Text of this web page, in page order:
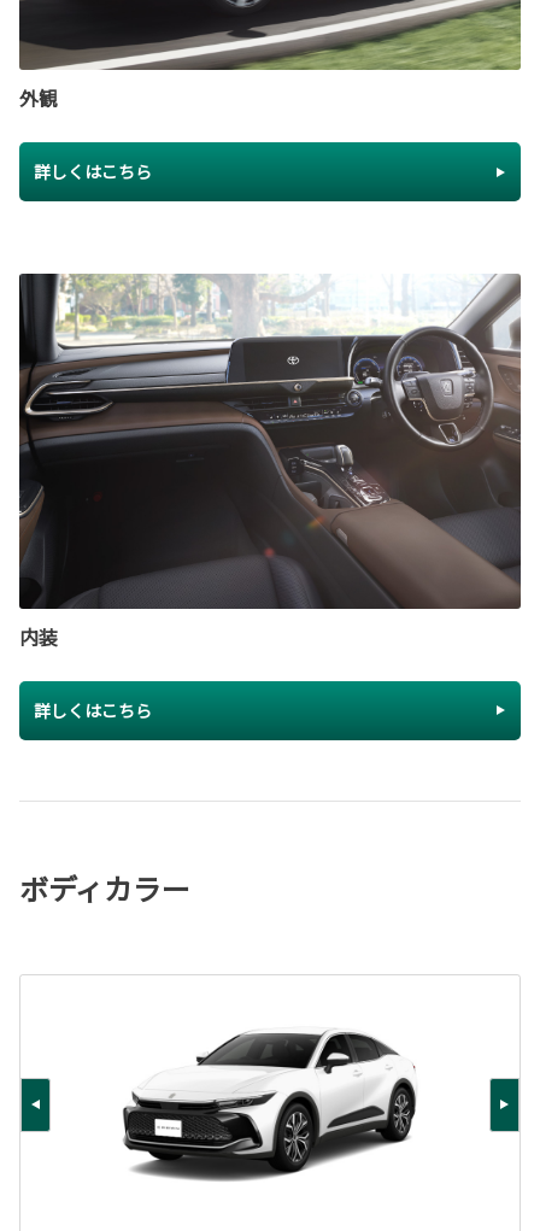
外観
詳しくはこちら
内装
詳しくはこちら
ボディカラー